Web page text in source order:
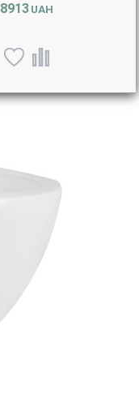
8913 UAH